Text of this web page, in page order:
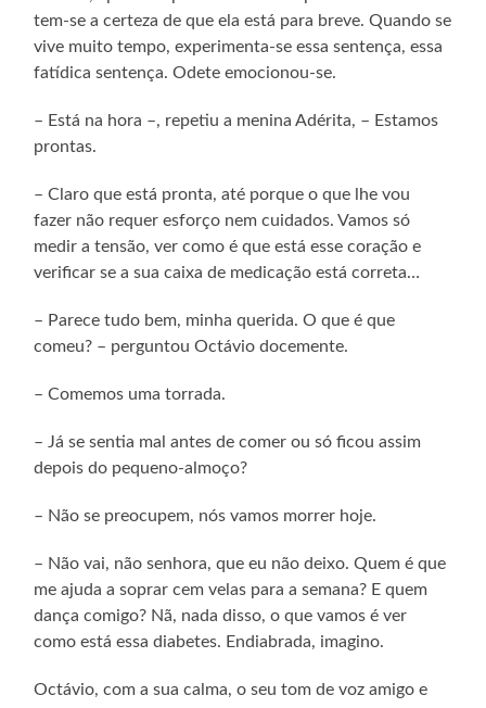
tem-se a certeza de que ela está para breve. Quando se
vive muito tempo, experimenta-se essa sentença, essa
fatídica sentença. Odete emocionou-se.
– Está na hora –, repetiu a menina Adérita, – Estamos
prontas.
– Claro que está pronta, até porque o que lhe vou
fazer não requer esforço nem cuidados. Vamos só
medir a tensão, ver como é que está esse coração e
verificar se a sua caixa de medicação está correta…
– Parece tudo bem, minha querida. O que é que
comeu? – perguntou Octávio docemente.
– Comemos uma torrada.
– Já se sentia mal antes de comer ou só ficou assim
depois do pequeno-almoço?
– Não se preocupem, nós vamos morrer hoje.
– Não vai, não senhora, que eu não deixo. Quem é que
me ajuda a soprar cem velas para a semana? E quem
dança comigo? Nã, nada disso, o que vamos é ver
como está essa diabetes. Endiabrada, imagino.
Octávio, com a sua calma, o seu tom de voz amigo e